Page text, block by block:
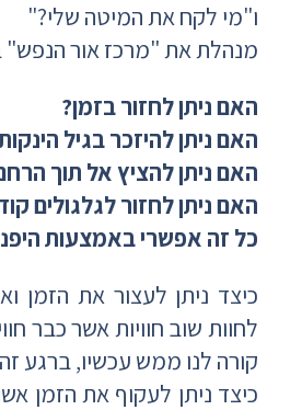
ו"מי לקח את המיטה שלי?"
מנהלת את "מרכז אור הנפש"
האם ניתן לחזור בזמן?
האם ניתן להיזכר בגיל
האם ניתן להציץ אל תוך
האם ניתן לחזור לגלגולים
כל זה אפשרי באמצעות
כיצד ניתן לעצור את הזמן
לחוות שוב חוויות אשר כבר
קורה לנו ממש עכשיו, ברגע
כיצד ניתן לעקוף את הזמן